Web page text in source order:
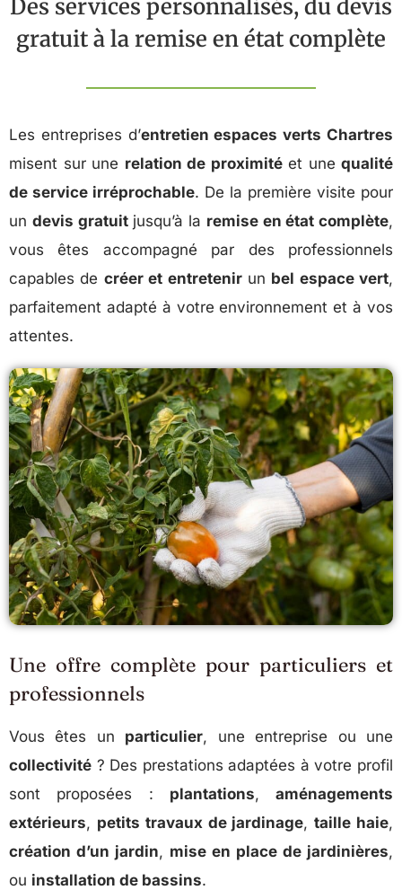
Des services personnalisés, du devis
gratuit à la remise en état complète
Les entreprises d’entretien espaces verts Chartres
misent sur une relation de proximitéet une qualité
de service irréprochable. De la première visite pour
un devis gratuitjusqu’à la remise en état complète,
vous êtes accompagné par des professionnels
capables de créer et entretenirun bel espace vert,
parfaitement adapté à votre environnement et à vos
attentes.
Une offre complète pour particuliers et
professionnels
Vous êtes un particulier, une entreprise ou une
collectivité ? Des prestations adaptées à votre profil
sont proposées : plantations, aménagements
extérieurs, petits travaux de jardinage,taille haie,
création d’un jardin, mise en place de jardinières,
ou installation de bassins.